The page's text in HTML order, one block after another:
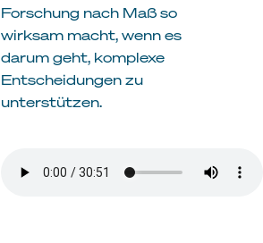
Forschung nach Maß so
wirksam macht, wenn es
darum geht, komplexe
Entscheidungen zu
unterstützen.